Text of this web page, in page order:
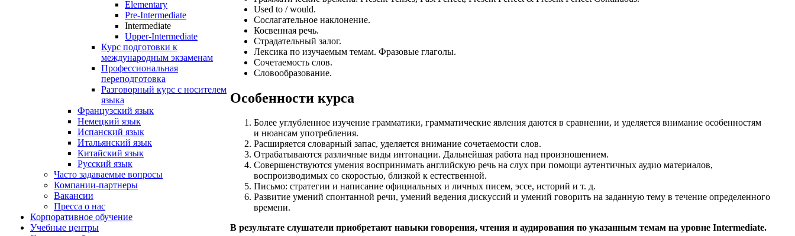
Elementary
Pre-Intermediate
Intermediate
Upper-Intermediate
Курс подготовки к
международным экзаменам
Профессиональная
переподготовка
Разговорный курс с носителем
языка
Французский язык
Немецкий язык
Испанский язык
Итальянский язык
Китайский язык
Русский язык
Часто задаваемые вопросы
Компании-партнеры
Вакансии
Пресса о нас
Корпоративное обучение
Учебные центры
Used to / would.
Сослагательное наклонение.
Косвенная речь.
Страдательный залог.
Лексика по изучаемым темам. Фразовые глаголы.
Сочетаемость слов.
Словообразование.
Особенности курса
Более углубленное изучение грамматики, грамматические явления даются в сравнении, и уделяется внимание особенностям
и нюансам употребления.
Расширяется словарный запас, уделяется внимание сочетаемости слов.
Отрабатываются различные виды интонации. Дальнейшая работа над произношением.
Совершенствуются умения воспринимать английскую речь на слух при помощи аутентичных аудио материалов,
воспроизводимых со скоростью, близкой к естественной.
Письмо: стратегии и написание официальных и личных писем, эссе, историй и т. д.
Развитие умений спонтанной речи, умений ведения дискуссий и умений говорить на заданную тему в течение определенного
времени.
В результате слушатели приобретают навыки говорения, чтения и аудирования по указанным темам на уровне Intermediate.